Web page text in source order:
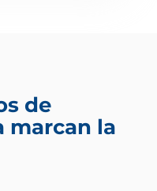
de
marcan la